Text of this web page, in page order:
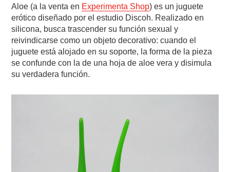
Aloe (a la venta en Experimenta Shop) es un juguete
erótico diseñado por el estudio Discoh. Realizado en
silicona, busca trascender su función sexual y
reivindicarse como un objeto decorativo: cuando el
juguete está alojado en su soporte, la forma de la pieza
se confunde con la de una hoja de aloe vera y disimula
su verdadera función.